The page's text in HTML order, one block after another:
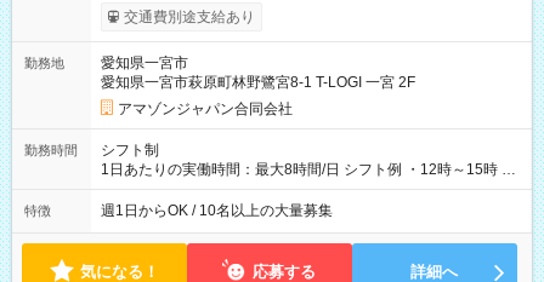
実費支給） ※22:00～翌5:00までは時給25%UP！ ■給与前払い
制度あり ※前払い額の上限あり、手数料無料（Amazon負担）
交通費別途支給あり
勤務地
愛知県一宮市
愛知県一宮市萩原町林野鷺宮8-1 T-LOGI 一宮 2F
アマゾンジャパン合同会社
勤務時間
シフト制
1日あたりの実働時間：最大8時間/日 シフト例 ・12時～15時 入
社後、就業可能シフトをご確認の上、申請してください。
特徴 週1日からOK / 10名以上の大量募集
気になる！ 応募する 詳細へ